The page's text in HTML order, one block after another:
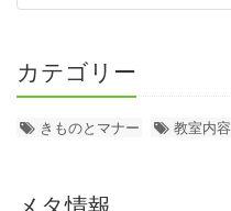
カテゴリー
きものとマナー 教室内容